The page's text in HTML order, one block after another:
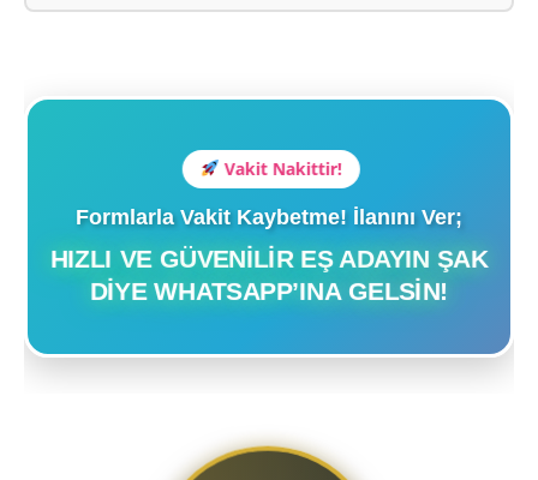
Vakit Nakittir!
Formlarla Vakit Kaybetme! İlanını Ver;
HIZLI VE GÜVENILIR EŞ ADAYIN ŞAK
DIYE WHATSAPP’INA GELSIN!